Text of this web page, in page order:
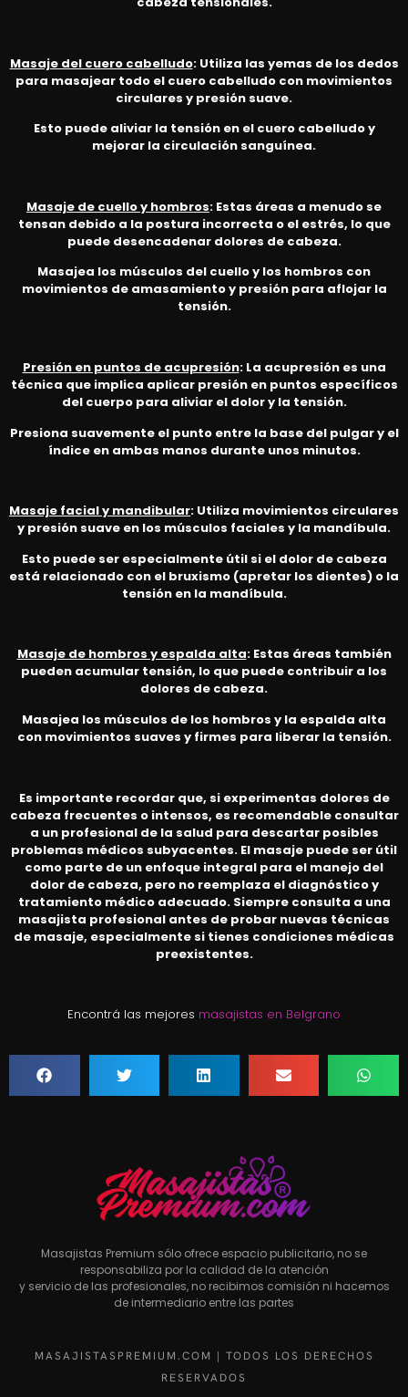
Masaje del cuero cabelludo: Utiliza las yemas de los dedos
para masajear todo el cuero cabelludo con movimientos
circulares y presión suave.
Esto puede aliviar la tensión en el cuero cabelludo y
mejorar la circulación sanguínea.
Masaje de cuello y hombros: Estas áreas a menudo se
tensan debido a la postura incorrecta o el estrés, lo que
puede desencadenar dolores de cabeza.
Masajea los músculos del cuello y los hombros con
movimientos de amasamiento y presión para aflojar la
tensión.
Presión en puntos de acupresión: La acupresión es una
técnica que implica aplicar presión en puntos específicos
del cuerpo para aliviar el dolor y la tensión.
Presiona suavemente el punto entre la base del pulgar y el
índice en ambas manos durante unos minutos.
Masaje facial y mandibular: Utiliza movimientos circulares
y presión suave en los músculos faciales y la mandíbula.
Esto puede ser especialmente útil si el dolor de cabeza
está relacionado con el bruxismo (apretar los dientes) o la
tensión en la mandíbula.
Masaje de hombros y espalda alta: Estas áreas también
pueden acumular tensión, lo que puede contribuir a los
dolores de cabeza.
Masajea los músculos de los hombros y la espalda alta
con movimientos suaves y firmes para liberar la tensión.
Es importante recordar que, si experimentas dolores de
cabeza frecuentes o intensos, es recomendable consultar
a un profesional de la salud para descartar posibles
problemas médicos subyacentes. El masaje puede ser útil
como parte de un enfoque integral para el manejo del
dolor de cabeza, pero no reemplaza el diagnóstico y
tratamiento médico adecuado. Siempre consulta a una
masajista profesional antes de probar nuevas técnicas
de masaje, especialmente si tienes condiciones médicas
preexistentes.
Encontrá las mejores masajistas en Belgrano
Masajistas Premium sólo ofrece espacio publicitario, no se
responsabiliza por la calidad de la atención
y servicio de las profesionales, no recibimos comisión ni hacemos
de intermediario entre las partes
MASAJISTASPREMIUM.COM | TODOS LOS DERECHOS
RESERVADOS